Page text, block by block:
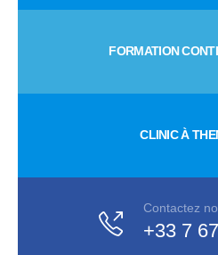
FORMATION
CLINIC À
Contactez
+33 7